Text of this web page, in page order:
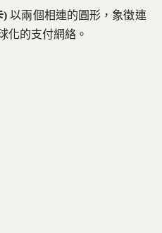
) 以兩個相連的圓形，象徵連
化的支付網絡。